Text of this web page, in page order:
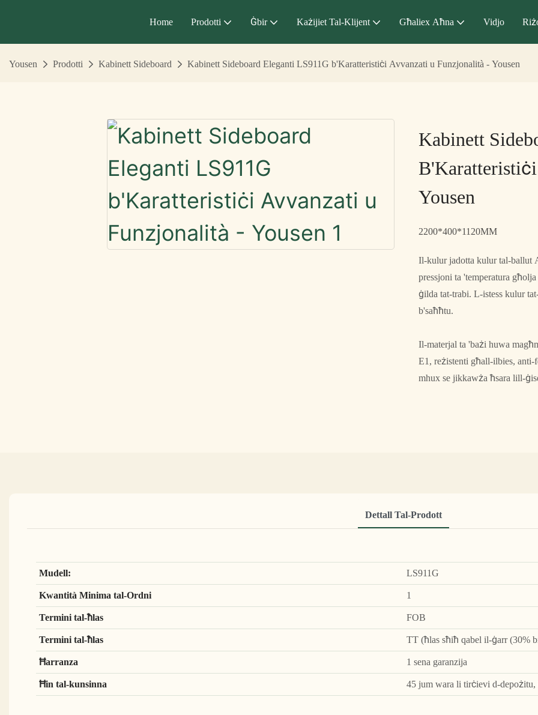
Home Prodotti Ġbir Każijiet Tal-Klijent Għaliex Aħna Vidjo
Yousen Prodotti Kabinett Sideboard Kabinett Sideboard Eleganti LS911G b'Karatteristiċi Avvanzati u Funzjonalità - Yousen
Kabinett
Yousen
2200*400*1120MM
Il-kulur jadotta kulur tal-ballut
pressjoni ta 'temperatura
ġilda tat-trabi. L-istess kulur
b'saħħtu.
Il-materjal ta 'bażi ​​huwa
E1, reżistenti għall-ilbies, anti-
mhux se jikkawża ħsara lill-
Dettall Tal-Prodott
Mudell:
LS911G
Kwantità Minima tal-Ordni
1
Termini tal-ħlas
FOB
Termini tal-ħlas
TT (ħlas sħiħ qabel il-ġarr (30%
Ħarranza
1 sena garanzija
Ħin tal-kunsinna
45 jum wara li tirċievi d-